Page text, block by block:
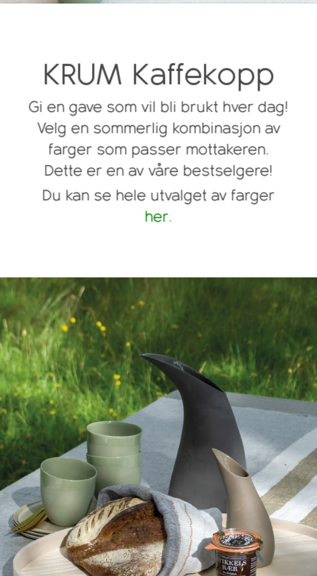
KRUM Kaffekopp
Gi en gave som vil bli brukt hver dag!
Velg en sommerlig kombinasjon av
farger som passer mottakeren.
Dette er en av våre bestselgere!
Du kan se hele utvalget av farger
her.